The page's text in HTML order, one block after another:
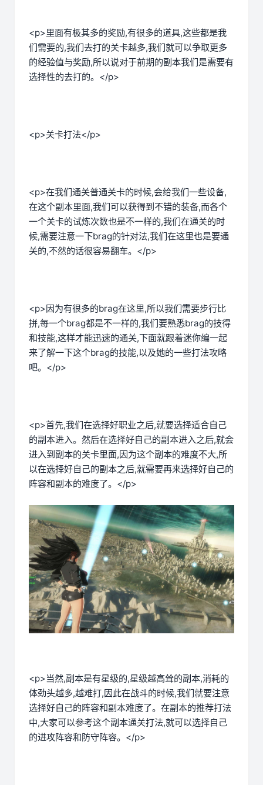
<p>里面有极其多的奖励,有很多的道具,这些都是我
们需要的,我们去打的关卡越多,我们就可以争取更多
的经验值与奖励,所以说对于前期的副本我们是需要有
选择性的去打的。</p>
<p>关卡打法</p>
<p>在我们通关普通关卡的时候,会给我们一些设备,
在这个副本里面,我们可以获得到不错的装备,而各个
一个关卡的试炼次数也是不一样的,我们在通关的时
候,需要注意一下brag的针对法,我们在这里也是要通
关的,不然的话很容易翻车。</p>
<p>因为有很多的brag在这里,所以我们需要步行比
拼,每一个brag都是不一样的,我们要熟悉brag的技得
和技能,这样才能迅速的通关,下面就跟着迷你编一起
来了解一下这个brag的技能,以及她的一些打法攻略
吧。</p>
<p>首先,我们在选择好职业之后,就要选择适合自己
的副本进入。然后在选择好自己的副本进入之后,就会
进入到副本的关卡里面,因为这个副本的难度不大,所
以在选择好自己的副本之后,就需要再来选择好自己的
阵容和副本的难度了。</p>
<p>当然,副本是有星级的,星级越高耸的副本,消耗的
体劲头越多,越难打,因此在战斗的时候,我们就要注意
选择好自己的阵容和副本难度了。在副本的推荐打法
中,大家可以参考这个副本通关打法,就可以选择自己
的进攻阵容和防守阵容。</p>